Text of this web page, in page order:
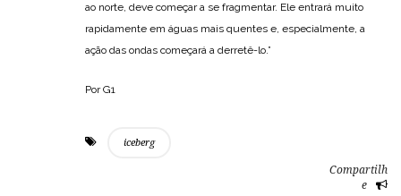
ao norte, deve começar a se fragmentar. Ele entrará muito
rapidamente em águas mais quentes e, especialmente, a
ação das ondas começará a derretê-lo.”
Por G1
iceberg
Compartilh
e